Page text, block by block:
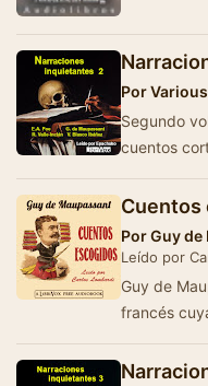
PorVarious
Segundo
cuentos
monsi…
Cuentos
PorGuy de
Leído por
Guy de
francés